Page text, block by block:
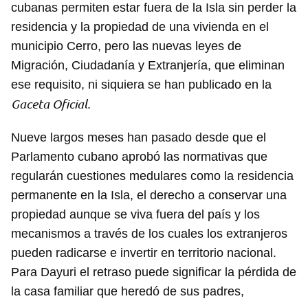
cubanas permiten estar fuera de la Isla sin perder la
residencia y la propiedad de una vivienda en el
municipio Cerro, pero las nuevas leyes de
Migración, Ciudadanía y Extranjería, que eliminan
ese requisito, ni siquiera se han publicado en la
Gaceta Oficial.
Nueve largos meses han pasado desde que el
Parlamento cubano aprobó las normativas que
regularán cuestiones medulares como la residencia
permanente en la Isla, el derecho a conservar una
propiedad aunque se viva fuera del país y los
mecanismos a través de los cuales los extranjeros
pueden radicarse e invertir en territorio nacional.
Para Dayuri el retraso puede significar la pérdida de
la casa familiar que heredó de sus padres,